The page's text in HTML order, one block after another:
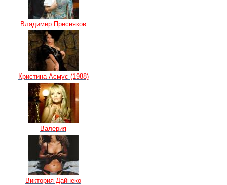
Владимир Пресняков
Кристина Асмус (1988)
Валерия
Виктория Дайнеко